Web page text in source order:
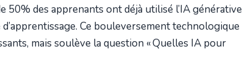
des apprenants ont déjà utilisé l’IA générative
Ce bouleversement technologique
mais soulève la question « Quelles IA pour